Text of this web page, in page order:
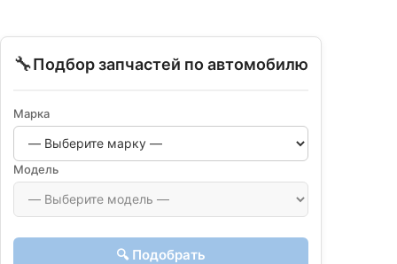
🔧Подбор запчастей по автомобилю
Марка
Модель
🔍 Подобрать